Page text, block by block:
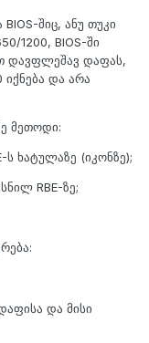
შიც, ანუ თუკი
1200, BIOS-ში
დავფლეშავ დაფას,
იქნება და არა
მეთოდი:
ს ხატულაზე (იკონზე);
RBE-ზე;
და მისი